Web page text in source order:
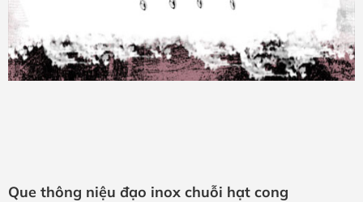
Que thông niệu đạo inox chuỗi hạt cong